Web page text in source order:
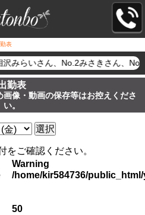
表
みらいさん、No.2みさきさん、
勤表
像・動画の保存等はお控えくださ
い。
選択
をご確認ください。
Warning
/home/kir584736/
50